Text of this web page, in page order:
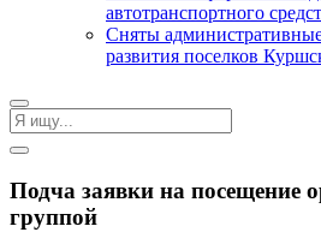
автотранспортного
Сняты
развития поселков
Подча заявки на посещение
группой